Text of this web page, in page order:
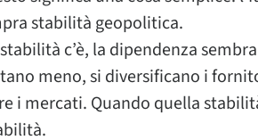
stabilità geopolitica.
c’è, la dipendenza
meno, si diversificano i
i mercati. Quando quella